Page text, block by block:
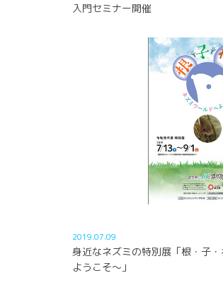
入門セミナー開催
2019.07.09
身近なネズミの特別展「根・子
ようこそ～」